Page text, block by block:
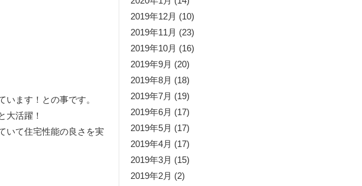
2019年12月 (10)
2019年11月 (23)
2019年10月 (16)
2019年9月 (20)
2019年8月 (18)
2019年7月 (19)
2019年6月 (17)
2019年5月 (17)
2019年4月 (17)
2019年3月 (15)
2019年2月 (2)
ます！との事です。
大活躍！
いて住宅性能の良さを実